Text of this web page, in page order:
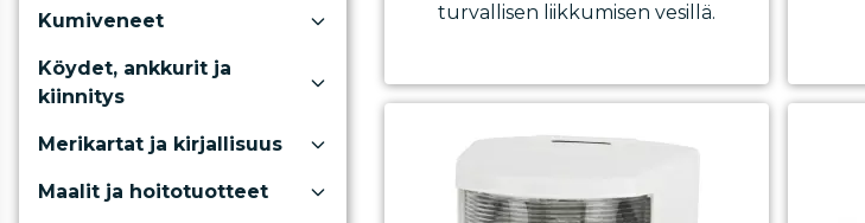
Kumiveneet
Köydet, ankkurit ja
kiinnitys
Merikartat ja kirjallisuus
Maalit ja hoitotuotteet
turvallisen liikkumisen vesillä.